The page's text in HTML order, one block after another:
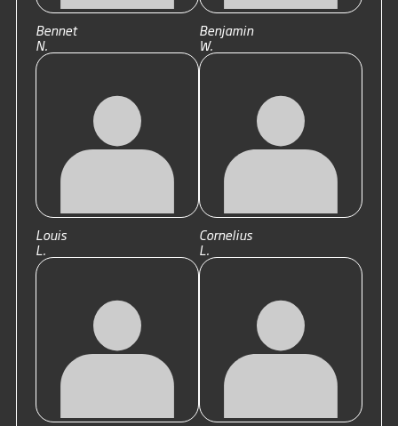
Bennet
N.
Benjamin
W.
Louis
L.
Cornelius
L.